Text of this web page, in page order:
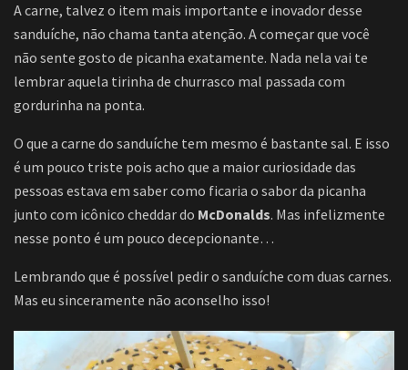
A carne, talvez o item mais importante e inovador desse
sanduíche, não chama tanta atenção. A começar que você
não sente gosto de picanha exatamente. Nada nela vai te
lembrar aquela tirinha de churrasco mal passada com
gordurinha na ponta.
O que a carne do sanduíche tem mesmo é bastante sal. E isso
é um pouco triste pois acho que a maior curiosidade das
pessoas estava em saber como ficaria o sabor da picanha
junto com icônico cheddar do McDonalds. Mas infelizmente
nesse ponto é um pouco decepcionante…
Lembrando que é possível pedir o sanduíche com duas carnes.
Mas eu sinceramente não aconselho isso!